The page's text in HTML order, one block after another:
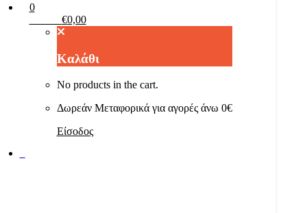
0
€0,00
Καλάθι
No products in the cart.
Δωρεάν Μεταφορικά για αγορές άνω 0€
Είσοδος